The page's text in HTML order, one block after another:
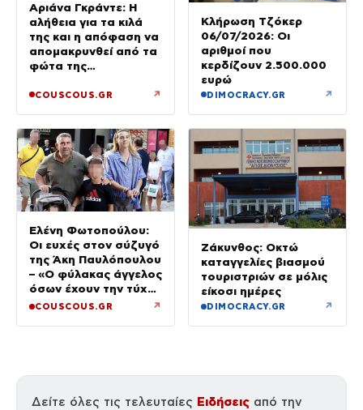
Αριάνα Γκράντε: Η
αλήθεια για τα κιλά
της και η απόφαση να
απομακρυνθεί από τα
φώτα της
COUSCOUS.GR ↗
Κλήρωση Τζόκερ
06/07/2026: Οι
αριθμοί που
κερδίζουν 2.500.000
ευρώ
DIMOCRACY.GR ↗
Ελένη Φωτοπούλου:
Οι ευχές στον σύζυγό
της Άκη Παυλόπουλου
– «Ο φύλακας άγγελος
όσων έχουν την τύχη
να βρίσκονται κοντά
COUSCOUS.GR ↗
Ζάκυνθος: Οκτώ
καταγγελίες βιασμού
τουριστριών σε μόλις
είκοσι ημέρες
DIMOCRACY.GR ↗
Δείτε όλες τις τελευταίες Ειδήσεις από την